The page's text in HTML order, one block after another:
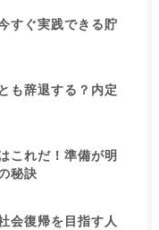
すぐ実践できる貯
も辞退する？内定
これだ！準備が明
秘訣
会復帰を目指す人